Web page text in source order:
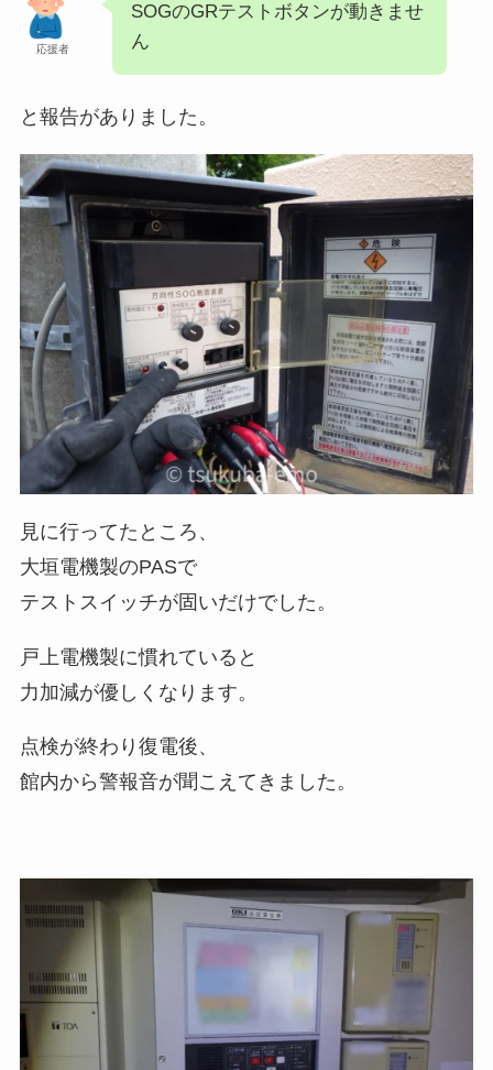
応援者
SOGのGRテストボタンが動きませ
ん
と報告がありました。
見に行ってたところ、
大垣電機製のPASで
テストスイッチが固いだけでした。
戸上電機製に慣れていると
力加減が優しくなります。
点検が終わり復電後、
館内から警報音が聞こえてきました。